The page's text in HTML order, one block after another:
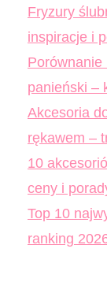
Fryzury
inspiracje i
Porównanie
panieński –
Akcesoria
rękawem –
10
ceny i
Top 10
ranking